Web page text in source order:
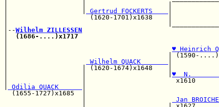
|                   |
Gertrud FOCKERTS
|                     (1620-1701)x1638    |
|--Wilhelm ZILLESSEN
(1686-....)x1717
♥
|                                         | (1590-
Wilhelm QUACK
|                   | (1620-1674)x1648    |
♥
|                   |
Odilia QUACK
(1655-1727)x1685  |
Jan